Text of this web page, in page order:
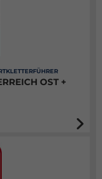
OST +